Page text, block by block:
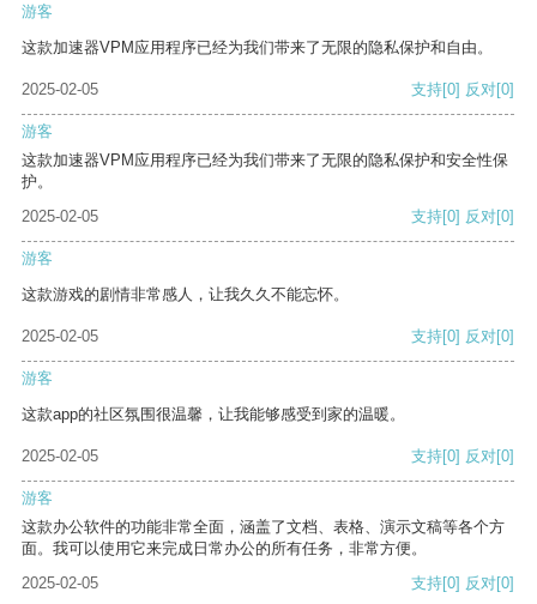
游客
这款加速器VPM应用程序已经为我们带来了无限的隐私保护和自由。
2025-02-05 支持[0] 反对[0]
游客
这款加速器VPM应用程序已经为我们带来了无限的隐私保护和安全性保
护。
2025-02-05
支持[0] 反对[0]
游客
这款游戏的剧情非常感人，让我久久不能忘怀。
2025-02-05 支持[0] 反对[0]
游客
这款app的社区氛围很温馨，让我能够感受到家的温暖。
2025-02-05 支持[0] 反对[0]
游客
这款办公软件的功能非常全面，涵盖了文档、表格、演示文稿等各个方
面。我可以使用它来完成日常办公的所有任务，非常方便。
2025-02-05
支持[0] 反对[0]